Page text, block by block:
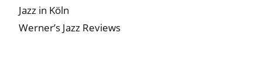
Jazz in Köln
Werner’s Jazz Reviews